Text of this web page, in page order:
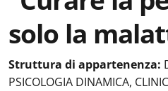
solo la
Struttura di appartenenza:
PSICOLOGIA DINAMICA,